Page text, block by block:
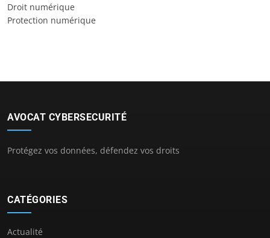
Droit numérique
Protection numérique
AVOCAT CYBERSECURITÉ
Protégez vos données, défendez vos droits
CATÉGORIES
Actualité